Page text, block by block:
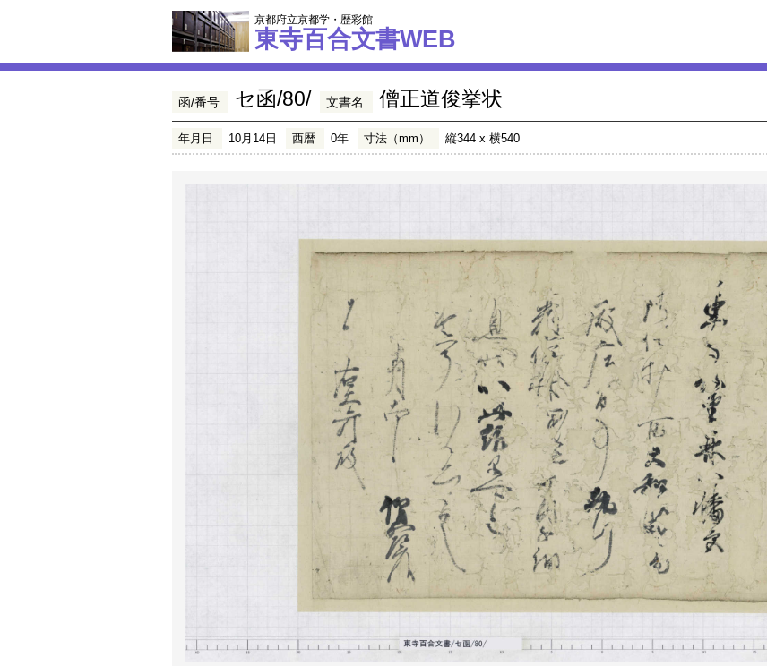
京都府立京都学・歴彩館
東寺百合文書WEB
函/番号 セ函/80/ 文書名 僧正道俊挙状
年月日 10月14日 西暦 0年 寸法（mm） 縦344 x 横540